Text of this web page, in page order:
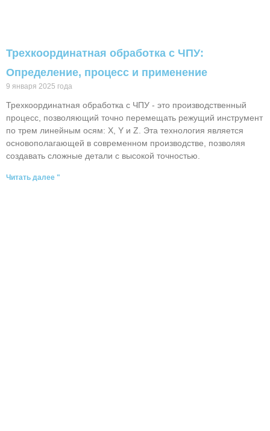
Трехкоординатная обработка с ЧПУ:
Определение, процесс и применение
9 января 2025 года
Трехкоординатная обработка с ЧПУ - это производственный
процесс, позволяющий точно перемещать режущий инструмент
по трем линейным осям: X, Y и Z. Эта технология является
основополагающей в современном производстве, позволяя
создавать сложные детали с высокой точностью.
Читать далее "